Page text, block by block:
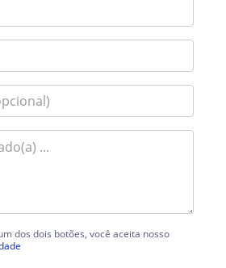
dos dois botões, você aceita nosso